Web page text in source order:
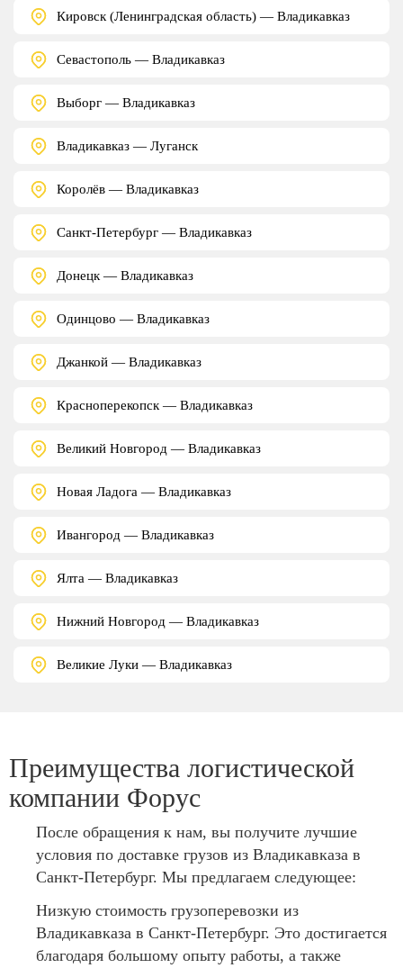
Кировск (Ленинградская область) — Владикавказ
Севастополь — Владикавказ
Выборг — Владикавказ
Владикавказ — Луганск
Королёв — Владикавказ
Санкт-Петербург — Владикавказ
Донецк — Владикавказ
Одинцово — Владикавказ
Джанкой — Владикавказ
Красноперекопск — Владикавказ
Великий Новгород — Владикавказ
Новая Ладога — Владикавказ
Ивангород — Владикавказ
Ялта — Владикавказ
Нижний Новгород — Владикавказ
Великие Луки — Владикавказ
Преимущества логистической
компании Форус
После обращения к нам, вы получите лучшие
условия по доставке грузов из Владикавказа в
Санкт-Петербург. Мы предлагаем следующее:
Низкую стоимость грузоперевозки из
Владикавказа в Санкт-Петербург. Это достигается
благодаря большому опыту работы, а также